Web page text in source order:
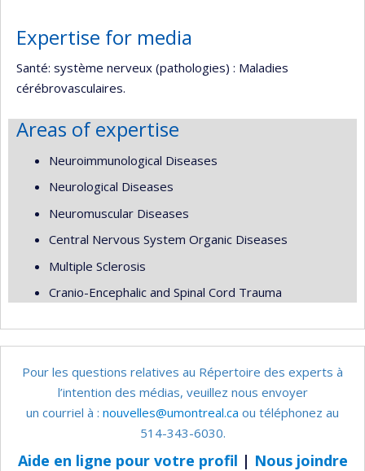
Expertise for media
Santé: système nerveux (pathologies) : Maladies
cérébrovasculaires.
Areas of expertise
Neuroimmunological Diseases
Neurological Diseases
Neuromuscular Diseases
Central Nervous System Organic Diseases
Multiple Sclerosis
Cranio-Encephalic and Spinal Cord Trauma
Pour les questions relatives au Répertoire des experts à
l’intention des médias, veuillez nous envoyer
un courriel à : nouvelles@umontreal.ca ou téléphonez au
514-343-6030.
Aide en ligne pour votre profil | Nous joindre